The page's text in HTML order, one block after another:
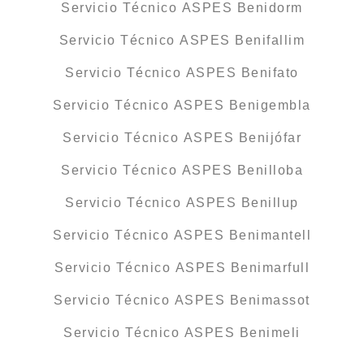
Servicio Técnico ASPES Benidorm
Servicio Técnico ASPES Benifallim
Servicio Técnico ASPES Benifato
Servicio Técnico ASPES Benigembla
Servicio Técnico ASPES Benijófar
Servicio Técnico ASPES Benilloba
Servicio Técnico ASPES Benillup
Servicio Técnico ASPES Benimantell
Servicio Técnico ASPES Benimarfull
Servicio Técnico ASPES Benimassot
Servicio Técnico ASPES Benimeli